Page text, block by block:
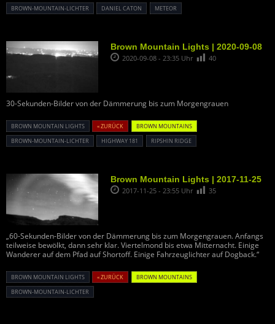
BROWN-MOUNTAIN-LICHTER
DANIEL CATON METEOR
Brown Mountain Lights | 2020-09-08
2020-09-08 - 23:35 Uhr 40
30-Sekunden-Bilder von der Dämmerung bis zum Morgengrauen
BROWN MOUNTAIN LIGHTS « ZURÜCK
BROWN MOUNTAINS
BROWN-MOUNTAIN-LICHTER
HIGHWAY 181 RIPSHIN RIDGE
Brown Mountain Lights | 2017-11-25
2017-11-25 - 23:55 Uhr 35
„60-Sekunden-Bilder von der Dämmerung bis zum Morgengrauen. Anfangs
teilweise bewölkt, dann sehr klar. Viertelmond bis etwa Mitternacht. Einige
Wanderer auf dem Pfad auf Shortoff. Einige Fahrzeuglichter auf Dogback.“
BROWN MOUNTAIN LIGHTS « ZURÜCK
BROWN MOUNTAINS
BROWN-MOUNTAIN-LICHTER